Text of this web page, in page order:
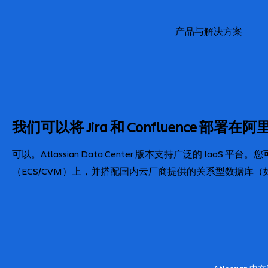
产品与解决方案
我们可以将 Jira 和 Confluence 部署在
可以。Atlassian Data Center 版本支持广泛的 IaaS 平台。
（ECS/CVM）上，并搭配国内云厂商提供的关系型数据库